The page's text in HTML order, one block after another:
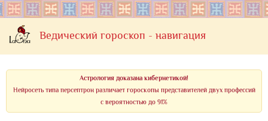
Ведический гороскоп - навигация
Астрология доказана кибернетикой!
Нейросеть типа персептрон различает гороскопы представителей двух профессий
с вероятностью до 91%